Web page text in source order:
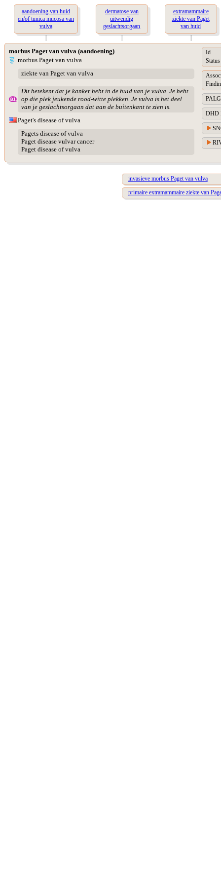
aandoening van huid
en/of tunica mucosa van
vulva
dermatose van
uitwendig
geslachtsorgaan
extramammaire
ziekte van Paget
van huid
|
| |
morbus Paget van vulva (aandoening)
morbus Paget van vulva
ziekte van Paget van vulva
Dit betekent dat je kanker hebt in de huid van je vulva. Je hebt
op die plek jeukende rood-witte plekken. Je vulva is het deel
van je geslachtsorgaan dat aan de buitenkant te zien is.
Paget's disease of vulva
Pagets disease of vulva
Paget disease vulvar cancer
Paget disease of vulva
Id
Status
DHD
invasieve morbus Paget van vulva
primaire extramammaire ziekte van